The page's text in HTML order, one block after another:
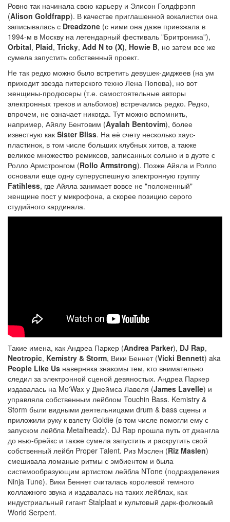
Ровно так начинала свою карьеру и Элисон Голдфрэпп
(Alison Goldfrapp). В качестве приглашенной вокалистки она
записывалась с Dreadzone (с ними она даже приезжала в
1994-м в Москву на легендарный фестиваль "Бритроника"),
Orbital, Plaid, Tricky, Add N to (X), Howie B, но затем все же
сумела запустить собственный проект.
Не так редко можно было встретить девушек-диджеев (на ум
приходит звезда питерского техно Лена Попова), но вот
женщины-продюсеры (т.е. самостоятельные авторы
электронных треков и альбомов) встречались редко. Редко,
впрочем, не означает никогда. Тут можно вспомнить,
например, Айялу Бентовим (Ayalah Bentovim), более
известную как Sister Bliss. На её счету несколько хаус-
пластинок, в том числе больших клубных хитов, а также
великое множество ремиксов, записанных сольно и в дуэте с
Ролло Армстронгом (Rollo Armstrong). Позже Айяла и Ролло
основали еще одну суперуспешную электронную группу
Fatihless, где Айяла занимает вовсе не "положенный"
женщине пост у микрофона, а скорее позицию серого
студийного кардинала.
Такие имена, как Андреа Паркер (Andrea Parker), DJ Rap,
Neotropic, Kemistry & Storm, Вики Беннет (Vicki Bennett) aka
People Like Us наверняка знакомы тем, кто внимательно
следил за электронной сценой девяностых. Андреа Паркер
издавалась на Mo'Wax у Джеймса Лавеля (James Lavelle) и
управляла собственным лейблом Touchin Bass. Kemistry &
Storm были видными деятельницами drum & bass сцены и
приложили руку к взлету Goldie (в том числе помогли ему с
запуском лейбла Metalheadz). DJ Rap прошла путь от джангла
до нью-брейкс и также сумела запустить и раскрутить свой
собственный лейбл Proper Talent. Риз Мэслен (Riz Maslen)
смешивала ломаные ритмы с эмбиентом и была
системообразующим артистом лейбла NTone (подразделения
Ninja Tune). Вики Беннет считалась королевой темного
коллажного звука и издавалась на таких лейблах, как
индустриальный гигант Stalplaat и культовый дарк-фолковый
World Serpent.